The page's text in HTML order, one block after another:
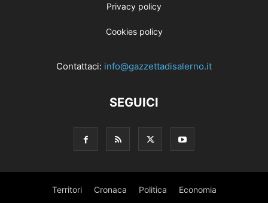
Privacy policy
Cookies policy
Contattaci: info@gazzettadisalerno.it
SEGUICI
Territori Cronaca Politica Economia